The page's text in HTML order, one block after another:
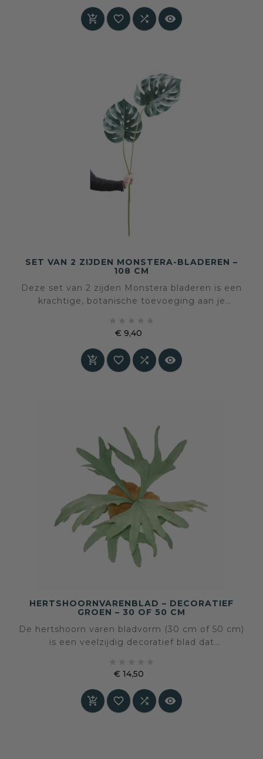
interieur.
   
SET VAN 2 ZIJDEN MONSTERA-BLADEREN –
108 CM
Deze set van 2 zijden Monstera bladeren is een
krachtige, botanische toevoeging aan je
rust, elegantie en betekenis in huis. Een
decoratief accent dat niet schreeuwt, maar
blijft.
€ 9,40
   
HERTSHOORNVARENBLAD – DECORATIEF
GROEN – 30 OF 50 CM
De hertshoorn varen bladvorm (30 cm of 50 cm)
is een veelzijdig decoratief blad dat
voor creatieve makers die graag werken met
groenaccenten in hun interieur.
€ 14,50
   